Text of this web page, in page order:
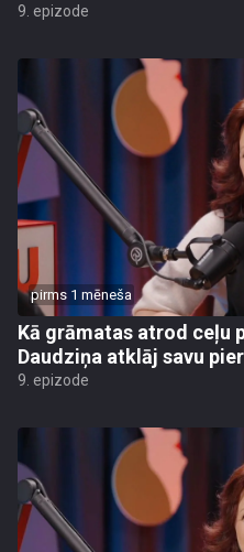
9. epizode
pirms 1 mēneša
Kā grāmatas atrod ceļu
Daudziņa atklāj savu
9. epizode